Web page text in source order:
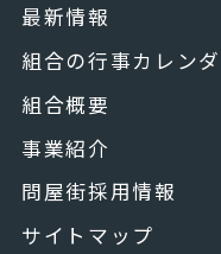
最新情報
組合の行事カレン
組合概要
事業紹介
問屋街採用情報
サイトマップ